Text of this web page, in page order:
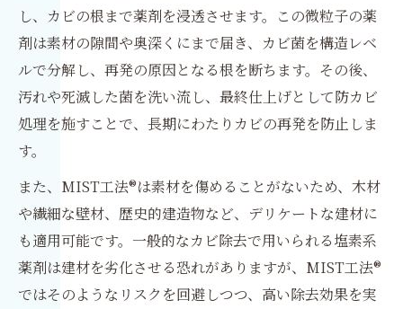
し、カビの根まで薬剤を浸透させます。この微粒子の薬
剤は素材の隙間や奥深くにまで届き、カビ菌を構造レベ
ルで分解し、再発の原因となる根を断ちます。その後、
汚れや死滅した菌を洗い流し、最終仕上げとして防カビ
処理を施すことで、長期にわたりカビの再発を防止しま
す。
また、MIST工法®は素材を傷めることがないため、木材
や繊細な壁材、歴史的建造物など、デリケートな建材に
も適用可能です。一般的なカビ除去で用いられる塩素系
薬剤は建材を劣化させる恐れがありますが、MIST工法®
ではそのようなリスクを回避しつつ、高い除去効果を実